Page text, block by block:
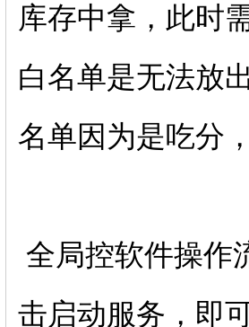
库存中拿，此时
白名单是无法放
名单因为是吃分
全局控软件操作
击启动服务，即